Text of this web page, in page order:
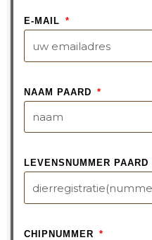
E-MAIL
NAAM PAARD
LEVENSNUMMER PAARD
CHIPNUMMER